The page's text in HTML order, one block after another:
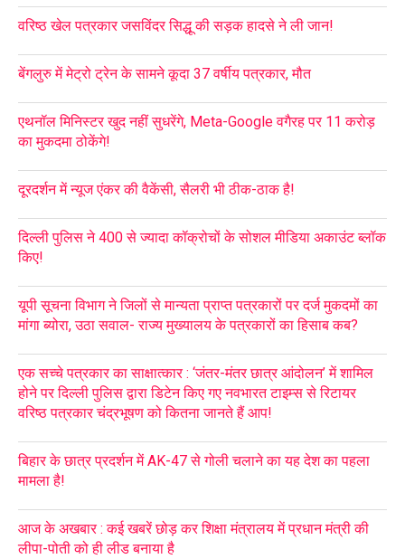
वरिष्ठ खेल पत्रकार जसविंदर सिद्धू की सड़क हादसे ने ली जान!
बेंगलुरु में मेट्रो ट्रेन के सामने कूदा 37 वर्षीय पत्रकार, मौत
एथनॉल मिनिस्टर खुद नहीं सुधरेंगे, Meta-Google वगैरह पर 11 करोड़
का मुकदमा ठोकेंगे!
दूरदर्शन में न्यूज एंकर की वैकेंसी, सैलरी भी ठीक-ठाक है!
दिल्ली पुलिस ने 400 से ज्यादा कॉक्रोचों के सोशल मीडिया अकाउंट ब्लॉक
किए!
यूपी सूचना विभाग ने जिलों से मान्यता प्राप्त पत्रकारों पर दर्ज मुकदमों का
मांगा ब्योरा, उठा सवाल- राज्य मुख्यालय के पत्रकारों का हिसाब कब?
एक सच्चे पत्रकार का साक्षात्कार : ‘जंतर-मंतर छात्र आंदोलन’ में शामिल
होने पर दिल्ली पुलिस द्वारा डिटेन किए गए नवभारत टाइम्स से रिटायर
वरिष्ठ पत्रकार चंद्रभूषण को कितना जानते हैं आप!
बिहार के छात्र प्रदर्शन में AK-47 से गोली चलाने का यह देश का पहला
मामला है!
आज के अखबार : कई खबरें छोड़ कर शिक्षा मंत्रालय में प्रधान मंत्री की
लीपा-पोती को ही लीड बनाया है